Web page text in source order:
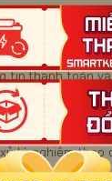
mật tuyệt đối
tin thanh toán
mã hóa và
vào hệ
lý nghiêm theo